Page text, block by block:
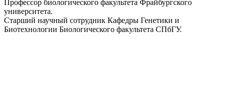
Профессор биологического факультета Фрайбургского
университета.
Старший научный сотрудник Кафедры Генетики и
Биотехнологии Биологического факультета СПбГУ.